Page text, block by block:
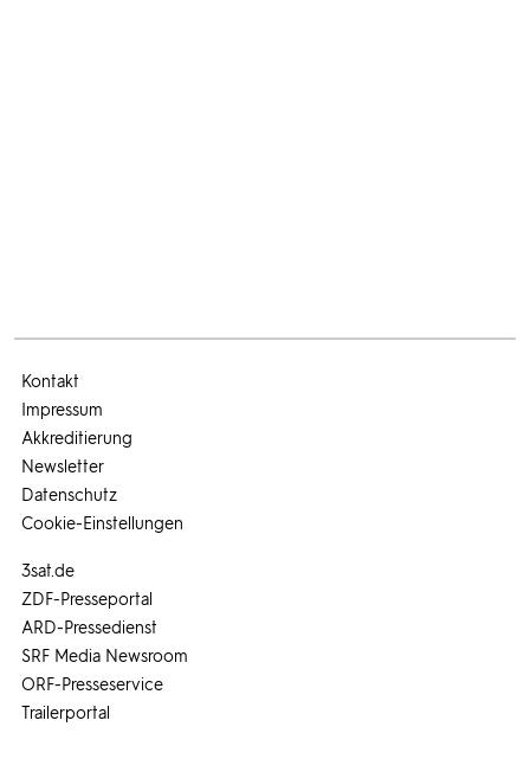
3sat.de
ZDF-Presseportal
ARD-Pressedienst
SRF Media Newsroom
ORF-Presseservice
Trailerportal
Kontakt
Impressum
Akkreditierung
Newsletter
Datenschutz
Cookie-Einstellungen